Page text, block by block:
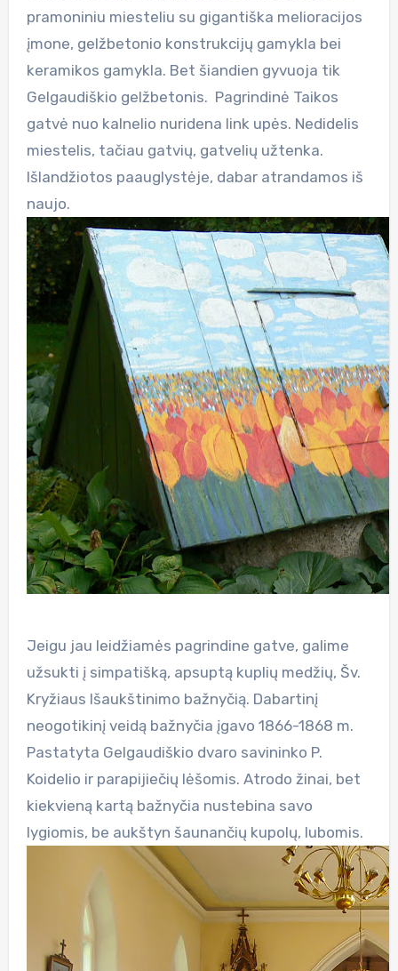
pramoniniu miesteliu su gigantiška melioracijos
įmone, gelžbetonio konstrukcijų gamykla bei
keramikos gamykla. Bet šiandien gyvuoja tik
Gelgaudiškio gelžbetonis. Pagrindinė Taikos
gatvė nuo kalnelio nuridena link upės. Nedidelis
miestelis, tačiau gatvių, gatvelių užtenka.
Išlandžiotos paauglystėje, dabar atrandamos iš
naujo.
Jeigu jau leidžiamės pagrindine gatve, galime
užsukti į simpatišką, apsuptą kuplių medžių, Šv.
Kryžiaus Išaukštinimo bažnyčią. Dabartinį
neogotikinį veidą bažnyčia įgavo 1866-1868 m.
Pastatyta Gelgaudiškio dvaro savininko P.
Koidelio ir parapijiečių lėšomis. Atrodo žinai, bet
kiekvieną kartą bažnyčia nustebina savo
lygiomis, be aukštyn šaunančių kupolų, lubomis.